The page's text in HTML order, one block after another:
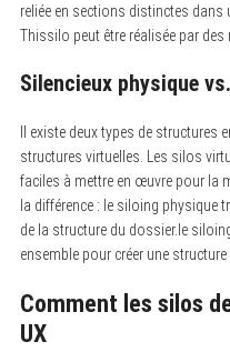
reliée en sections distinctes dans
Thissilo peut être réalisée par
Silencieux physique
Il existe deux types de
structures virtuelles. Les silos
faciles à mettre en œuvre pour la
la différence : le siloing physique
de la structure du dossier.le
ensemble pour créer une structure
Comment les silos
UX